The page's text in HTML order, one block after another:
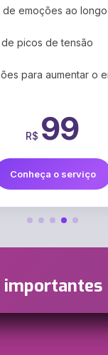
formato EPub3,
garantir maior
R$ 109
Conheça o serviço
importantes